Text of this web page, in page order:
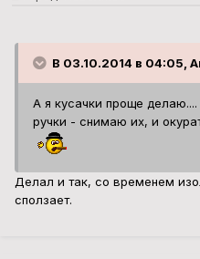
В 03.10.2014 в 04:05,
А я кусачки проще делаю....
ручки - снимаю их, и
Делал и так, со временем
сползает.